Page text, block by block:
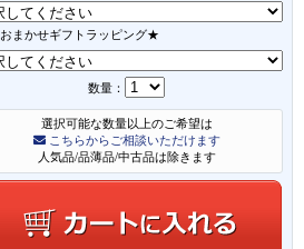
おまかせギフトラッピング★
数量：
選択可能な数量以上のご希望は
こちらからご相談いただけます
人気品/品薄品/中古品は除きます